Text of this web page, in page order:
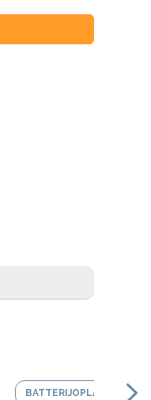
BATTERIJOPLADER